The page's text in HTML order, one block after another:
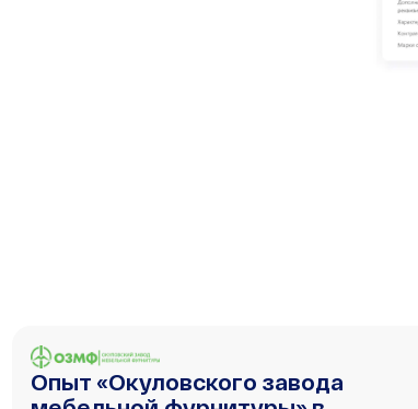
Опыт «Окуловского завода